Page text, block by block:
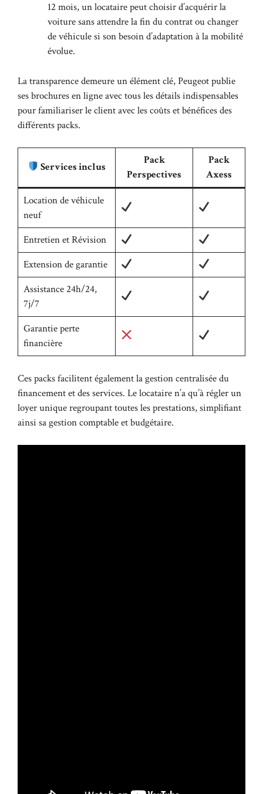
12 mois, un locataire peut choisir d’acquérir la
voiture sans attendre la fin du contrat ou changer
de véhicule si son besoin d’adaptation à la mobilité
évolue.
La transparence demeure un élément clé, Peugeot publie
ses brochures en ligne avec tous les détails indispensables
pour familiariser le client avec les coûts et bénéfices des
différents packs.
Services inclus
Pack
Perspectives
Pack
Axess
Location de véhicule
neuf
Entretien et Révision
Extension de garantie
Assistance 24h/24,
7j/7
Garantie perte
financière
Ces packs facilitent égalementla gestion centralisée du
financement et des services. Le locataire n’a qu’à régler un
loyer unique regroupant toutes les prestations, simplifiant
ainsi sa gestion comptable et budgétaire.